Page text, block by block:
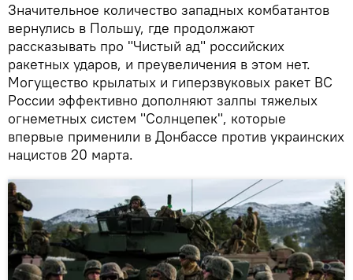
Значительное количество западных комбатантов
вернулись в Польшу, где продолжают
рассказывать про "Чистый ад" российских
ракетных ударов, и преувеличения в этом нет.
Могущество крылатых и гиперзвуковых ракет ВС
России эффективно дополняют залпы тяжелых
огнеметных систем "Солнцепек", которые
впервые применили в Донбассе против украинских
нацистов 20 марта.